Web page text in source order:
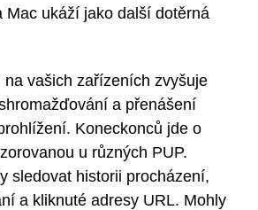
Mac ukáží jako další dotěrná
na vašich zařízeních zvyšuje
a přenášení
Koneckonců jde o
u různých PUP.
sledovat historii procházení,
a kliknuté adresy URL. Mohly